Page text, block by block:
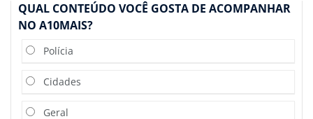
QUAL CONTEÚDO VOCÊ GOSTA DE ACOMPANHAR
NO A10MAIS?
Polícia
Cidades
Geral